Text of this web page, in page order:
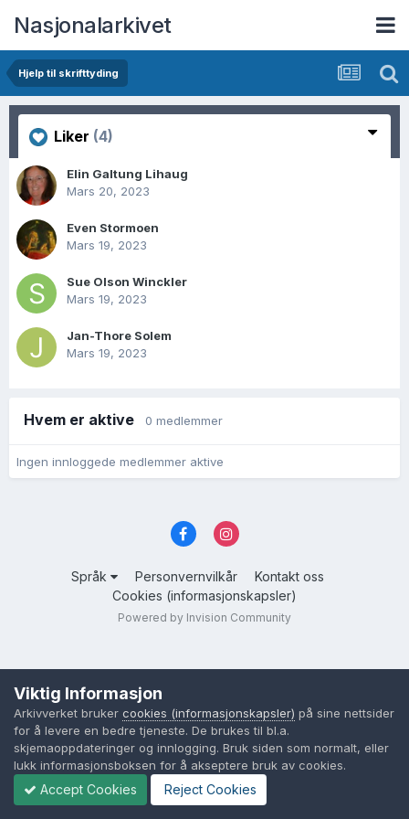
Nasjonalarkivet
Hjelp til skrifttyding
Liker (4)
Elin Galtung Lihaug
Mars 20, 2023
Even Stormoen
Mars 19, 2023
Sue Olson Winckler
Mars 19, 2023
Jan-Thore Solem
Mars 19, 2023
Hvem er aktive 0 medlemmer
Ingen innloggede medlemmer aktive
Språk Personvernvilkår
Kontakt oss
Cookies (informasjonskapsler)
Powered by Invision Community
Viktig Informasjon
Arkivverket bruker cookies (informasjonskapsler) på sine nettsider
for å levere en bedre tjeneste. De brukes til bl.a.
skjemaoppdateringer og innlogging. Bruk siden som normalt, eller
lukk informasjonsboksen for å akseptere bruk av cookies.
Accept Cookies Reject Cookies